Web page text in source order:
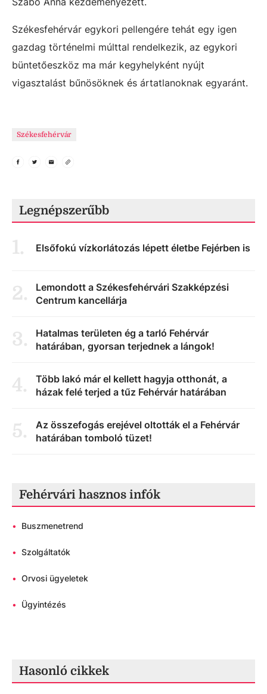
Székesfehérvár egykori pellengére tehát egy igen
gazdag történelmi múlttal rendelkezik, az egykori
büntetőeszköz ma már kegyhelyként nyújt
vigasztalást bűnösöknek és ártatlanoknak egyaránt.
Székesfehérvár
Legnépszerűbb
1. Elsőfokú vízkorlátozás lépett életbe Fejérben is
2.
Lemondott a Székesfehérvári Szakképzési
Centrum kancellárja
3.
Hatalmas területen ég a tarló Fehérvár
határában, gyorsan terjednek a lángok!
4.
Több lakó már el kellett hagyja otthonát, a
házak felé terjed a tűz Fehérvár határában
5.
Az összefogás erejével oltották el a Fehérvár
határában tomboló tüzet!
Fehérvári hasznos infók
• Buszmenetrend
• Szolgáltatók
• Orvosi ügyeletek
• Ügyintézés
Hasonló cikkek